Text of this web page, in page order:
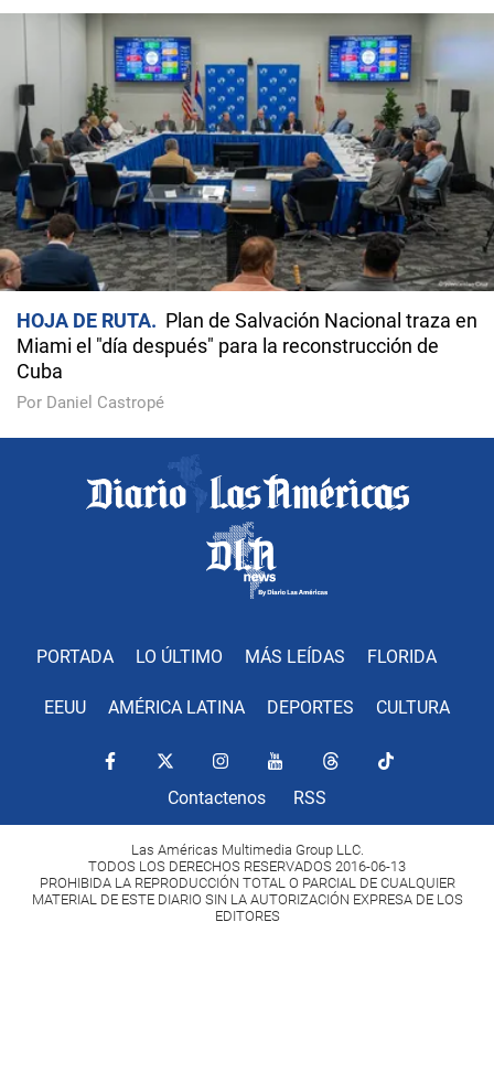
HOJA DE RUTA
Plan de Salvación Nacional traza en
Miami el "día después" para la reconstrucción de
Cuba
Por Daniel Castropé
PORTADA LO ÚLTIMO MÁS LEÍDAS FLORIDA
EEUU AMÉRICA LATINA DEPORTES CULTURA
Contactenos RSS
Las Américas Multimedia Group LLC.
TODOS LOS DERECHOS RESERVADOS 2016-06-13
PROHIBIDA LA REPRODUCCIÓN TOTAL O PARCIAL DE CUALQUIER
MATERIAL DE ESTE DIARIO SIN LA AUTORIZACIÓN EXPRESA DE LOS
EDITORES